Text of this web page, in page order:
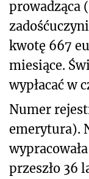
prowadząca
kwotę 667
miesiące.
wypłacać w
Numer
emerytura).
przeszło 36